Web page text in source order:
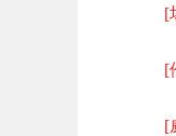
[
[
[